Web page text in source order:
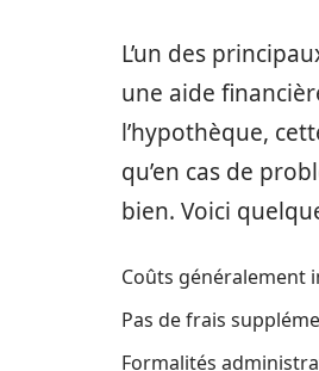
L’un des
une aide
l’hypothèque,
qu’en cas de
bien. Voici
Coûts généralement
Pas de frais
Formalités